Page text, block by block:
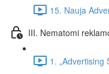
15. Nauja
III. Nematomi
1. „Advertising